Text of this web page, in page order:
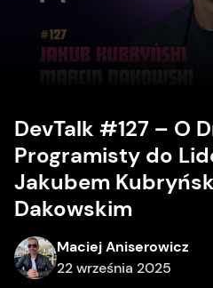
DevTalk #127 – O
Programisty do
Jakubem
Dakowskim
Maciej Aniserowicz
22 września 2025